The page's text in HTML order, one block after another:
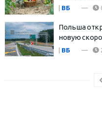
ВБ
Польша
новую
ВБ